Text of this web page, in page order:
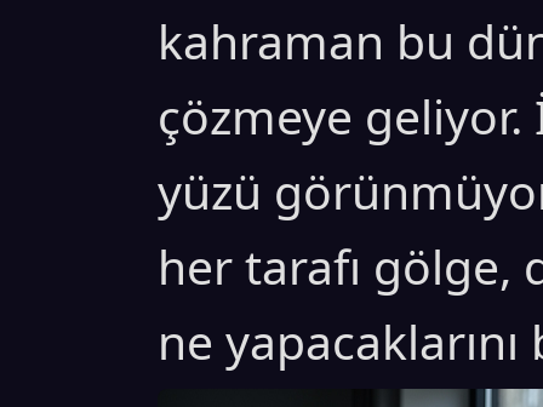
kahraman bu
çözmeye
yüzü
her tarafı gölge,
ne